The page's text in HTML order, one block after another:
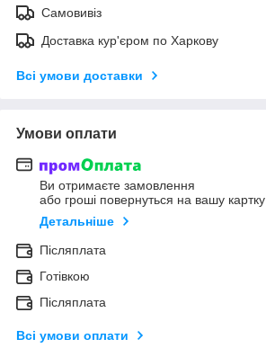
Самовивіз
Доставка кур'єром по Харкову
Всі умови доставки
Умови оплати
Ви отримаєте замовлення
або гроші повернуться на вашу картку
Детальніше
Післяплата
Готівкою
Післяплата
Всі умови оплати